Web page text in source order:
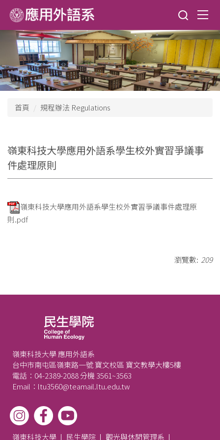
到
主
區
首頁 規程辦法 Regulations
嶺東科技大學應用外語系學生校外實習爭議事
件處理原則
嶺東科技大學應用外語系學生校外實習爭議事件處理原
則.pdf
瀏覽數: 209
嶺東科技大學 應用外語系
台中市南屯區嶺東路一號 寶文校區 寶文教學大樓5樓
電話：04-2389-2088 分機 3561~3563
Email：ltu3560@teamail.ltu.edu.tw
嶺東科技大學 民生學院 觀光與休閒管理系